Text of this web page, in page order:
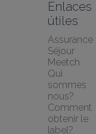
Enlaces
útiles
Assurance
Séjour
Meetch
Qui
sommes
nous?
Comment
obtenir le
label?